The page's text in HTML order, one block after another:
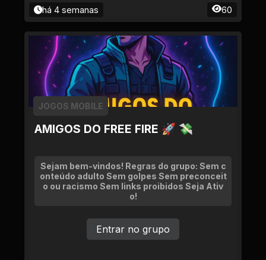
há 4 semanas 60
AMIGOS DO FREE FIRE 🚀 💸
JOGOS MOBILE
Sejam bem-vindos! Regras do grupo: Sem c
onteúdo adulto Sem golpes Sem preconceit
o ou racismo Sem links proibidos Seja Ativ
o!
Entrar no grupo